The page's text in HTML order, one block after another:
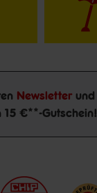
Newsletter und
15 €**-Gutschein!